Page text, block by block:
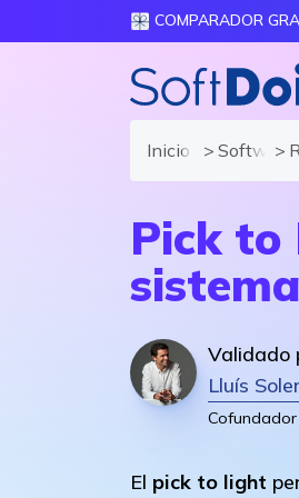
COMPARADOR
Inicio Software
Pick to
Validado
Lluís
El pick to light